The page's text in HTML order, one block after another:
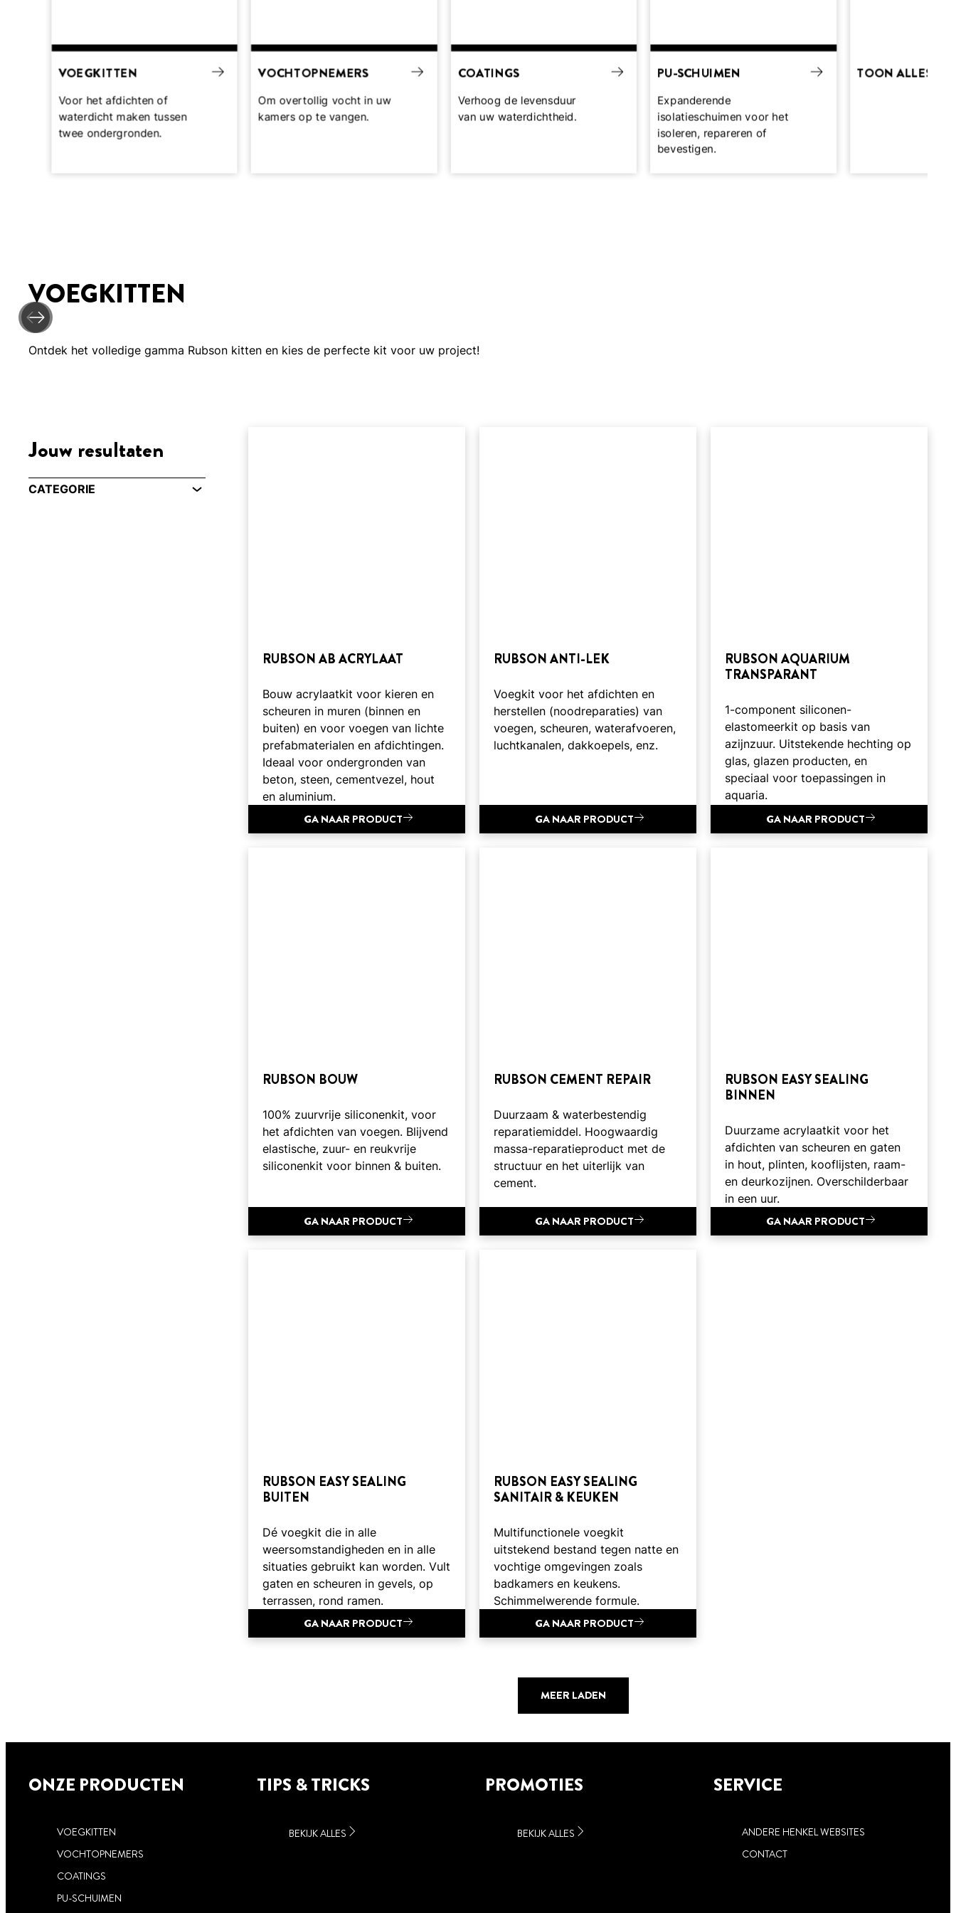
VOEGKITTEN
Voor het afdichten of
waterdicht maken tussen
twee ondergronden.
VOCHTOPNEMERS
Om overtollig vocht in uw
kamers op te vangen.
COATINGS
Verhoog de levensduur
van uw waterdichtheid.
PU-SCHUIMEN
Expanderende
isolatieschuimen voor het
isoleren, repareren of
bevestigen.
TOON ALLES
VOEGKITTEN
Ontdek het volledige gamma Rubson kitten en kies de perfecte kit voor uw project!
Jouw resultaten
CATEGORIE
RUBSON AB ACRYLAAT
Bouw acrylaatkit voor kieren en
scheuren in muren (binnen en
buiten) en voor voegen van lichte
prefabmaterialen en afdichtingen.
Ideaal voor ondergronden van
beton, steen, cementvezel, hout
en aluminium.
GA NAAR PRODUCT
RUBSON ANTI-LEK
Voegkit voor het afdichten en
herstellen (noodreparaties) van
voegen, scheuren, waterafvoeren,
luchtkanalen, dakkoepels, enz.
GA NAAR PRODUCT
RUBSON AQUARIUM
TRANSPARANT
1-component siliconen-
elastomeerkit op basis van
azijnzuur. Uitstekende hechting op
glas, glazen producten, en
speciaal voor toepassingen in
aquaria.
GA NAAR PRODUCT
RUBSON BOUW
100% zuurvrije siliconenkit, voor
het afdichten van voegen. Blijvend
elastische, zuur- en reukvrije
siliconenkit voor binnen & buiten.
GA NAAR PRODUCT
RUBSON CEMENT REPAIR
Duurzaam & waterbestendig
reparatiemiddel. Hoogwaardig
massa-reparatieproduct met de
structuur en het uiterlijk van
cement.
GA NAAR PRODUCT
RUBSON EASY SEALING
BINNEN
Duurzame acrylaatkit voor het
afdichten van scheuren en gaten
in hout, plinten, kooflijsten, raam-
en deurkozijnen. Overschilderbaar
in een uur.
GA NAAR PRODUCT
RUBSON EASY SEALING
BUITEN
Dé voegkit die in alle
weersomstandigheden en in alle
situaties gebruikt kan worden. Vult
gaten en scheuren in gevels, op
terrassen, rond ramen.
GA NAAR PRODUCT
RUBSON EASY SEALING
SANITAIR & KEUKEN
Multifunctionele voegkit
uitstekend bestand tegen natte en
vochtige omgevingen zoals
badkamers en keukens.
Schimmelwerende formule.
GA NAAR PRODUCT
MEER LADEN
ONZE PRODUCTEN
VOEGKITTEN
VOCHTOPNEMERS
COATINGS
PU-SCHUIMEN
TIPS & TRICKS
BEKIJK ALLES
PROMOTIES
BEKIJK ALLES
SERVICE
ANDERE HENKEL WEBSITES
CONTACT